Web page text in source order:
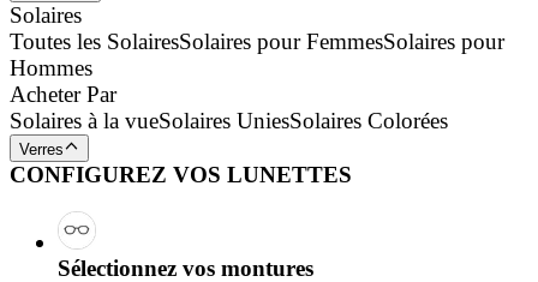
Solaires
Toutes les SolairesSolaires pour FemmesSolaires pour
Hommes
Acheter Par
Solaires à la vueSolaires UniesSolaires Colorées
Verres
CONFIGUREZ VOS LUNETTES
Sélectionnez vos montures